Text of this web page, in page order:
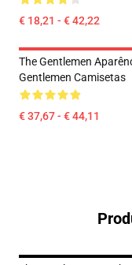
€ 18,21 - € 42,22
The Gentlemen
Gentlemen Camisetas
€ 37,67 - € 44,11